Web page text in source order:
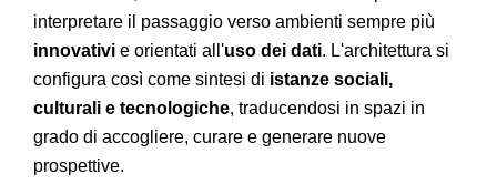
interpretare il passaggio verso ambienti sempre più
innovativi e orientati all'uso dei dati. L'architettura si
configura così come sintesi di istanze sociali,
culturali e tecnologiche, traducendosi in spazi in
grado di accogliere, curare e generare nuove
prospettive.